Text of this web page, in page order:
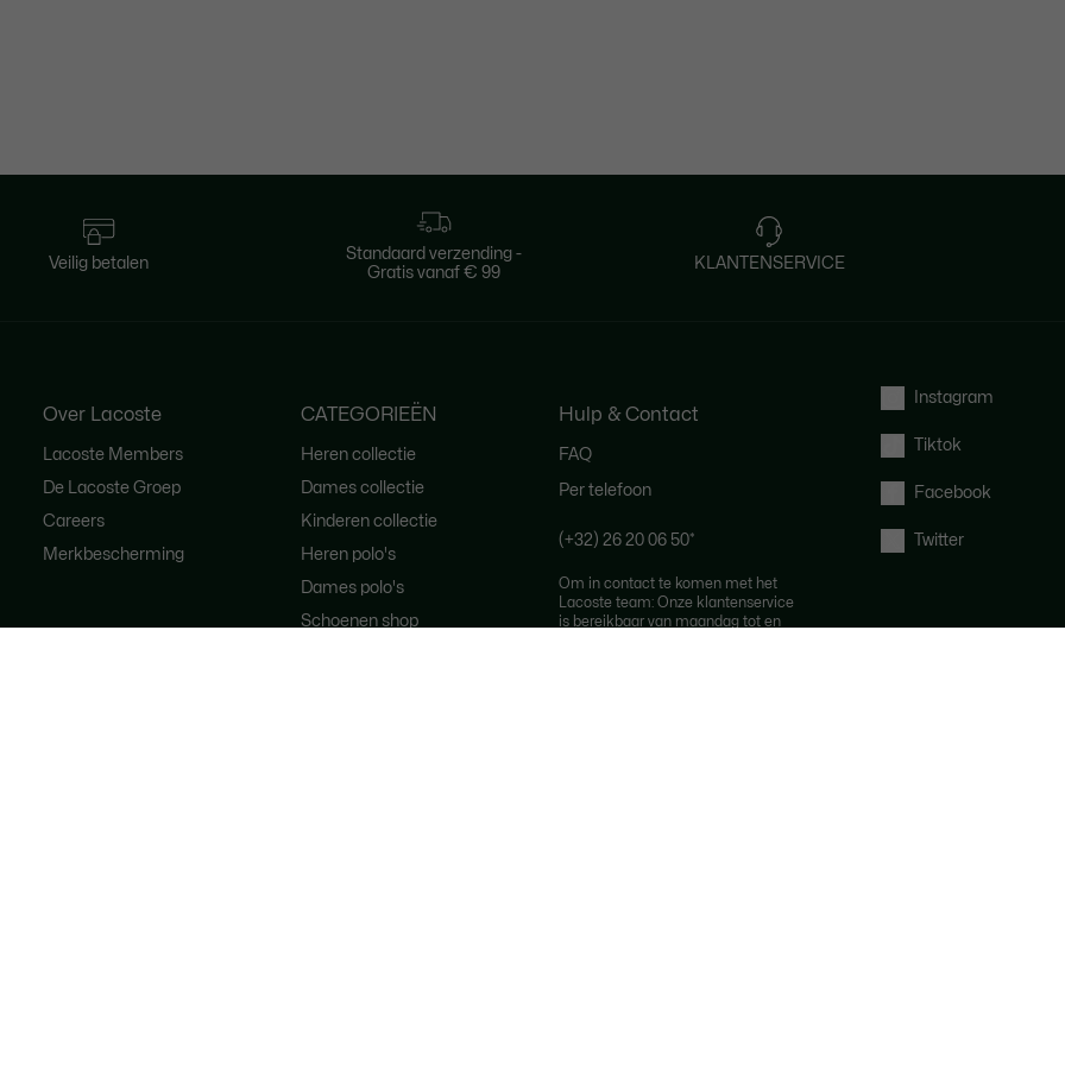
Veilig betalen
Standaard verzending -
Gratis vanaf € 99
KLANTENSERVICE
Over Lacoste
Lacoste Members
De Lacoste Groep
Careers
Merkbescherming
CATEGORIEËN
Heren collectie
Dames collectie
Kinderen collectie
Heren polo's
Dames polo's
Schoenen shop
Hulp & Contact
FAQ
Per telefoon
(+32) 26 20 06 50*
Om in contact te komen met het
Lacoste team: Onze klantenservice
is bereikbaar van maandag tot en
Instagram
Tiktok
Facebook
Twitter